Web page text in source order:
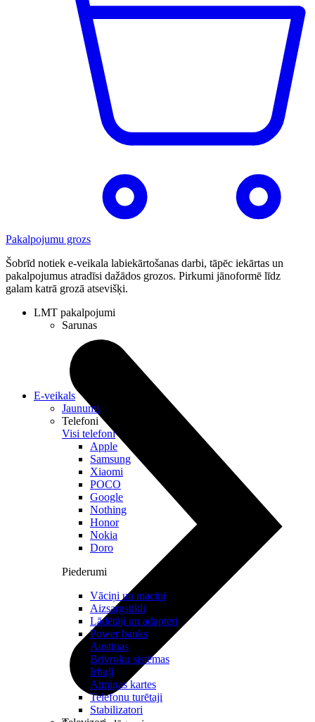
Pakalpojumu grozs
Šobrīd notiek e-veikala labiekārtošanas darbi, tāpēc iekārtas un
pakalpojumus atradīsi dažādos grozos. Pirkumi jānoformē līdz
galam katrā grozā atsevišķi.
LMT pakalpojumi
Sarunas
E-veikals
Jaunumi
Telefoni
Visi telefoni
Apple
Samsung
Xiaomi
POCO
Google
Nothing
Honor
Nokia
Doro
Piederumi
Vāciņi un maciņi
Aizsargstikli
Lādētāji un adapteri
Power banks
Austiņas
Brīvroku sistēmas
Irbuļi
Atmiņas kartes
Telefonu turētaji
Stabilizatori